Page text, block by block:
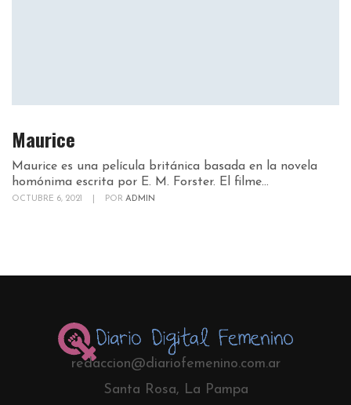
Maurice
Maurice es una película británica basada en la novela
homónima escrita por E. M. Forster. El filme...
OCTUBRE 6, 2021 POR ADMIN
redaccion@diariofemenino.com.ar
Santa Rosa, La Pampa